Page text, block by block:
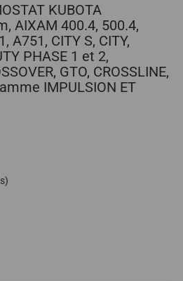
KUBOTA
AIXAM 400.4, 500.4,
A751, CITY S, CITY,
PHASE 1 et 2,
GTO, CROSSLINE,
IMPULSION ET